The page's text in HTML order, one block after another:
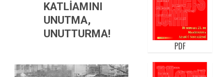
KATLİAMINI
UNUTMA,
UNUTTURMA!
PDF